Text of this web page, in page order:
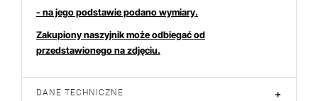
- na jego podstawie podano wymiary.
Zakupiony naszyjnik może odbiegać od
przedstawionego na zdjęciu.
DANE TECHNICZNE +